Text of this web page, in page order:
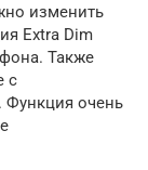
изменить
Extra Dim
Также
с
Функция очень